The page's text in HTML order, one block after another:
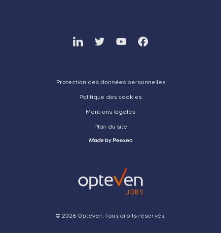
Linkedin.Twitter.Youtube.Facebook.
© 2026 Opteven. Tous droits réservés.
Protection des données personnelles
Politique des cookies
Mentions légales
Plan du site
Visitez le site de l'agence